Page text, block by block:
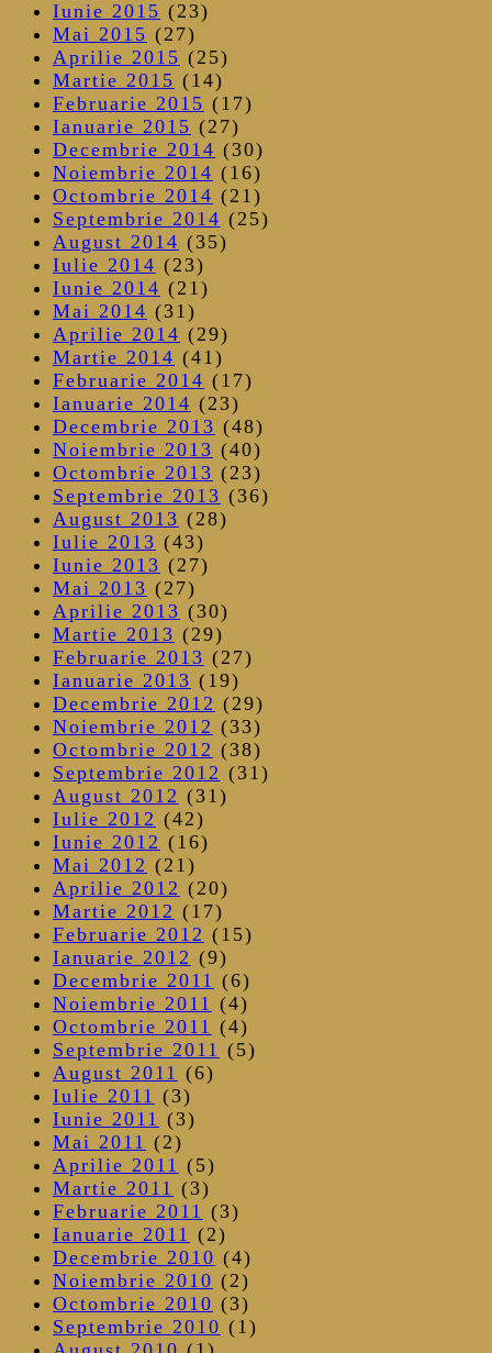
Iunie 2015 (23)
Mai 2015 (27)
Aprilie 2015 (25)
Martie 2015 (14)
Februarie 2015 (17)
Ianuarie 2015 (27)
Decembrie 2014 (30)
Noiembrie 2014 (16)
Octombrie 2014 (21)
Septembrie 2014 (25)
August 2014 (35)
Iulie 2014 (23)
Iunie 2014 (21)
Mai 2014 (31)
Aprilie 2014 (29)
Martie 2014 (41)
Februarie 2014 (17)
Ianuarie 2014 (23)
Decembrie 2013 (48)
Noiembrie 2013 (40)
Octombrie 2013 (23)
Septembrie 2013 (36)
August 2013 (28)
Iulie 2013 (43)
Iunie 2013 (27)
Mai 2013 (27)
Aprilie 2013 (30)
Martie 2013 (29)
Februarie 2013 (27)
Ianuarie 2013 (19)
Decembrie 2012 (29)
Noiembrie 2012 (33)
Octombrie 2012 (38)
Septembrie 2012 (31)
August 2012 (31)
Iulie 2012 (42)
Iunie 2012 (16)
Mai 2012 (21)
Aprilie 2012 (20)
Martie 2012 (17)
Februarie 2012 (15)
Ianuarie 2012 (9)
Decembrie 2011 (6)
Noiembrie 2011 (4)
Octombrie 2011 (4)
Septembrie 2011 (5)
August 2011 (6)
Iulie 2011 (3)
Iunie 2011 (3)
Mai 2011 (2)
Aprilie 2011 (5)
Martie 2011 (3)
Februarie 2011 (3)
Ianuarie 2011 (2)
Decembrie 2010 (4)
Noiembrie 2010 (2)
Octombrie 2010 (3)
Septembrie 2010 (1)